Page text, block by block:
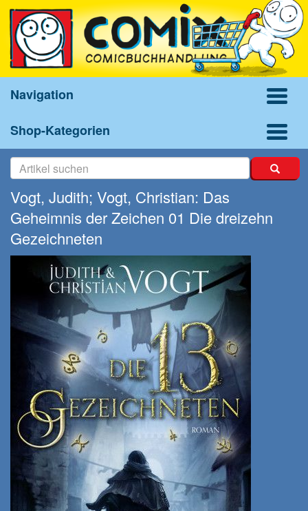
Navigation
Shop-Kategorien
Vogt, Judith; Vogt, Christian: Das
Geheimnis der Zeichen 01 Die dreizehn
Gezeichneten